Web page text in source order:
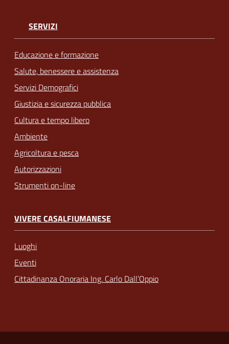
SERVIZI
Educazione e formazione
Salute, benessere e assistenza
Servizi Demografici
Giustizia e sicurezza pubblica
Cultura e tempo libero
Ambiente
Agricoltura e pesca
Autorizzazioni
Strumenti on-line
VIVERE CASALFIUMANESE
Luoghi
Eventi
Cittadinanza Onoraria Ing. Carlo Dall’Oppio